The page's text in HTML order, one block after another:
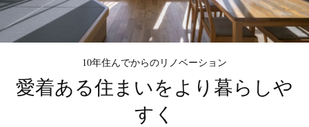
10年住んでからのリノベーション
愛着ある住まいをより暮らしや
すく